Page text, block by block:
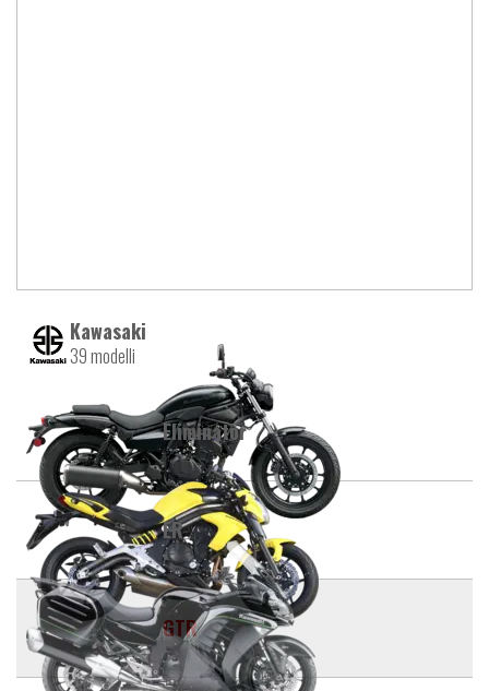
Kawasaki
39 modelli
Eliminator
ER
GTR